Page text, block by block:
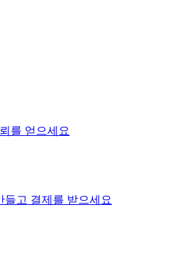
를 얻으세요
들고 결제를 받으세요